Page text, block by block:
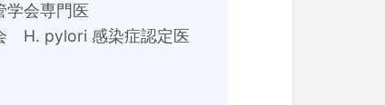
会専門医
H. pylori 感染症認定医